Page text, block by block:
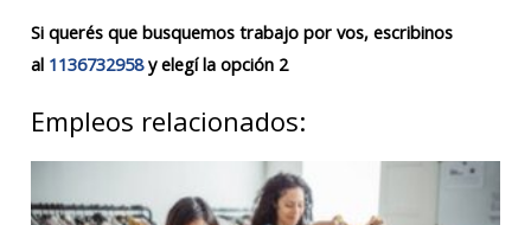
Si querés que busquemos trabajo por vos, escribinos
al 1136732958y elegí la opción 2
Empleos relacionados: